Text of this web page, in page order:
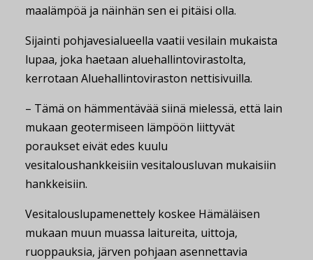
maalämpöä ja näinhän sen ei pitäisi olla.
Sijainti pohjavesialueella vaatii vesilain mukaista
lupaa, joka haetaan aluehallintovirastolta,
kerrotaan Aluehallintoviraston nettisivuilla.
– Tämä on hämmentävää siinä mielessä, että lain
mukaan geotermiseen lämpöön liittyvät
poraukset eivät edes kuulu
vesitaloushankkeisiin vesitalousluvan mukaisiin
hankkeisiin.
Vesitalouslupamenettely koskee Hämäläisen
mukaan muun muassa laitureita, uittoja,
ruoppauksia, järven pohjaan asennettavia